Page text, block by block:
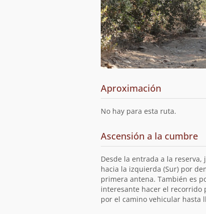
Aproximación
No hay para esta ruta.
Ascensión a la cumbre
Desde la entrada a la
hacia la izquierda (Sur) por
primera antena. También es
interesante hacer el recorrido
por el camino vehicular hasta